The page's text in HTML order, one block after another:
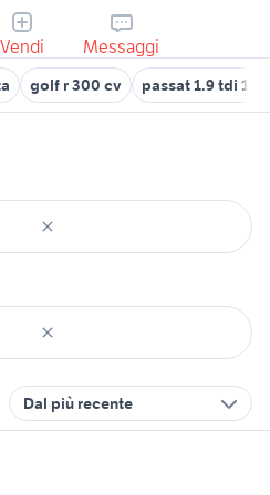
Vendi Messaggi
golf r 300 cv passat 1.9 tdi
Dal più recente